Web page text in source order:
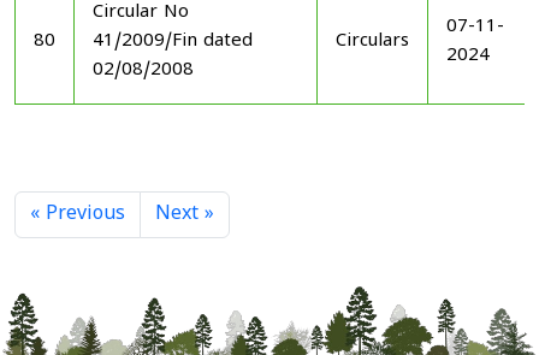
80
Circular No
41/2009/Fin dated
02/08/2008
Circulars
07-11-
2024
« Previous Next »